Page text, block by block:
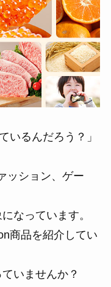
いるんだろう？」
ッション、ゲー
なっています。
商品を紹介してい
いませんか？